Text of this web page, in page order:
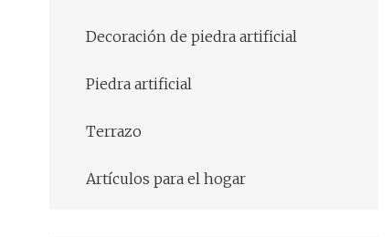
Decoración de piedra artificial
Piedra artificial
Terrazo
Artículos para el hogar